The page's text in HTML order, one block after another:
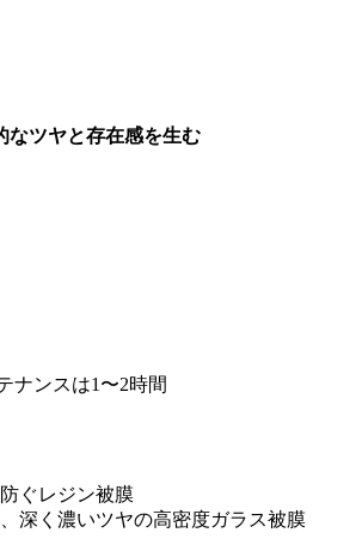
なツヤと存在感を生む
ナンスは1〜2時間
ぐレジン被膜
深く濃いツヤの高密度ガラス被膜